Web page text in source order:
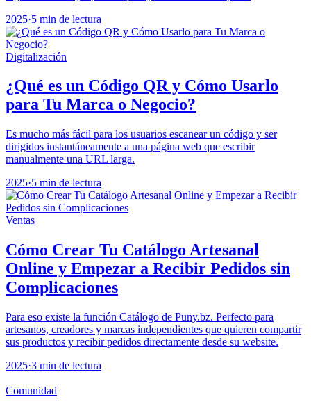
2025·5 min de lectura
Digitalización
¿Qué es un Código QR y Cómo Usarlo
para Tu Marca o Negocio?
Es mucho más fácil para los usuarios escanear un código y ser
dirigidos instantáneamente a una página web que escribir
manualmente una URL larga.
2025·5 min de lectura
Ventas
Cómo Crear Tu Catálogo Artesanal
Online y Empezar a Recibir Pedidos sin
Complicaciones
Para eso existe la función Catálogo de Puny.bz. Perfecto para
artesanos, creadores y marcas independientes que quieren compartir
sus productos y recibir pedidos directamente desde su website.
2025·3 min de lectura
Comunidad